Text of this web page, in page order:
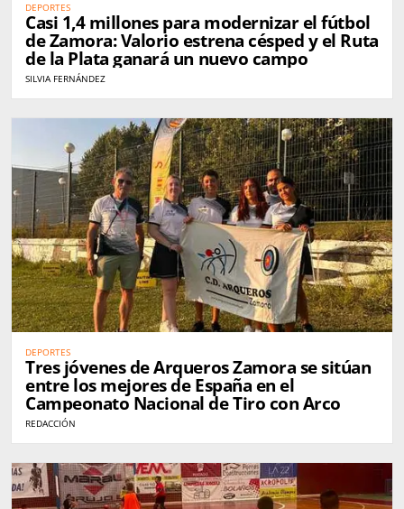
DEPORTES
Casi 1,4 millones para modernizar el fútbol
de Zamora: Valorio estrena césped y el Ruta
de la Plata ganará un nuevo campo
SILVIA FERNÁNDEZ
DEPORTES
Tres jóvenes de Arqueros Zamora se sitúan
entre los mejores de España en el
Campeonato Nacional de Tiro con Arco
REDACCIÓN